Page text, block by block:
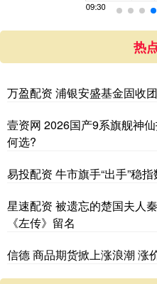
热
万盈配资 浦银安盛基金固收
壹资网 2026国产9系旗舰神
何选?
易投配资 牛市旗手“出手”稳
星速配资 被遗忘的楚国夫人
《左传》留名
信德 商品期货掀上涨浪潮 涨